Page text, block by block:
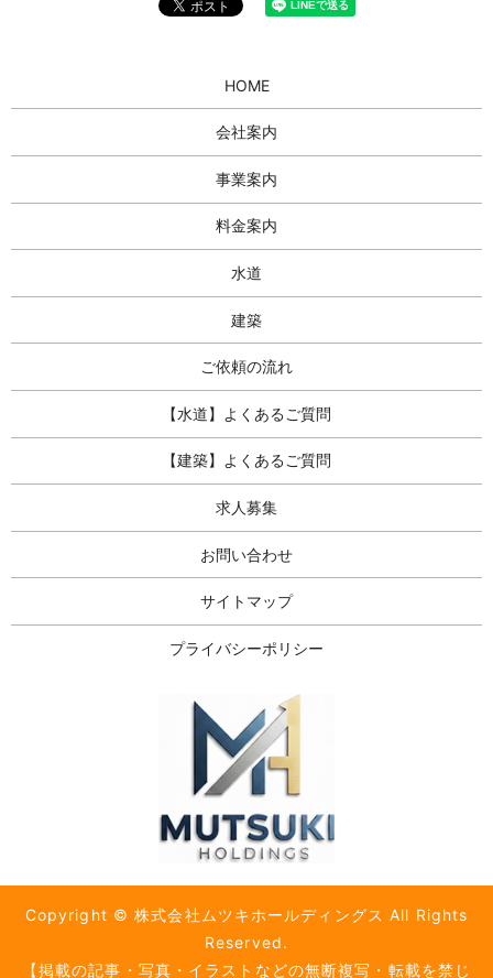
HOME
会社案内
事業案内
料金案内
水道
建築
ご依頼の流れ
【水道】よくあるご質問
【建築】よくあるご質問
求人募集
お問い合わせ
サイトマップ
プライバシーポリシー
Copyright © 株式会社ムツキホールディングス All Rights
Reserved.
【掲載の記事・写真・イラストなどの無断複写・転載を禁じ